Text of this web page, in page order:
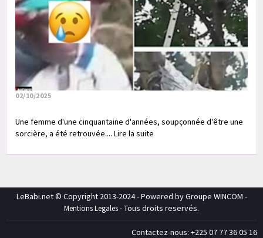
02/10/2025
Une femme d'une cinquantaine d'années, soupçonnée d'être une
sorcière, a été retrouvée.... Lire la suite
LeBabi.net © Copyright 2013-2024 - Powered by Groupe WINCOM -
Mentions Legales- Tous droits reservés.
Contactez-nous: +225 07 77 36 05 16